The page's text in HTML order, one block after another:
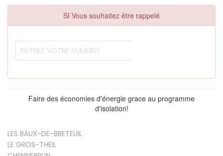
SI Vous souhaitez être rappelé
Faire des économies d'énergie grace au programme
d'isolation!
LES BAUX-DE-BRETEUIL
LE GROS-THEIL